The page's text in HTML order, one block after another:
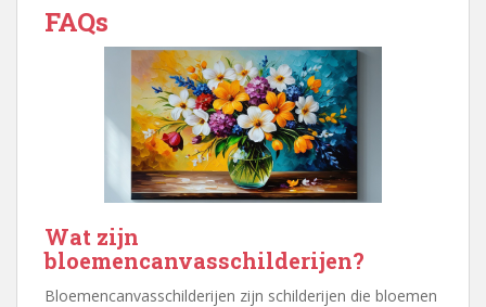
FAQs
Wat zijn
bloemencanvasschilderijen?
Bloemencanvasschilderijen zijn schilderijen die bloemen